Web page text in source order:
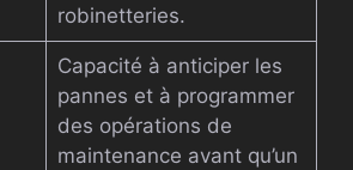
robinetteries.
Capacité à anticiper les
pannes et à programmer
des opérations de
maintenance avant qu’un